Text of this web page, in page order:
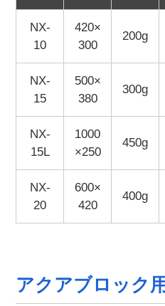
NX-
10
420×
300
200g
NX-
15
500×
380
300g
NX-
15L
1000
×250
450g
NX-
20
600×
420
400g
アクアブロック